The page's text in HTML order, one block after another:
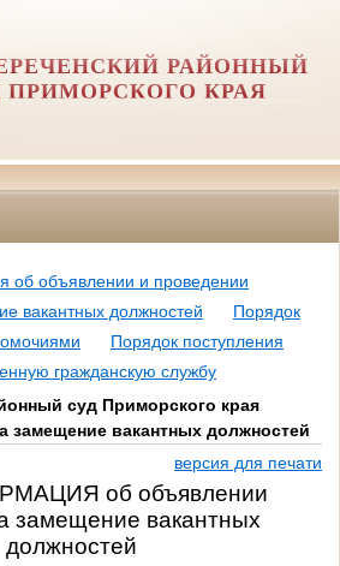
РАЙОННЫЙ
ПРИМОРСКОГО КРАЯ
об объявлении и проведении
вакантных должностей
Порядок
Порядок поступления
гражданскую службу
суд Приморского края
замещение вакантных должностей
версия для печати
об объявлении
замещение вакантных
должностей